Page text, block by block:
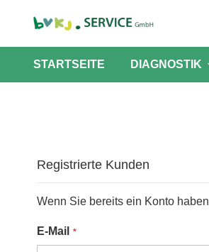
STARTSEITE DIAGNOSTIK
Registrierte Kunden
Wenn Sie bereits ein Konto
E-Mail